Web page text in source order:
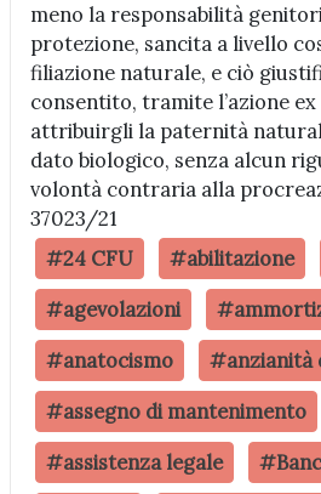
meno la responsabilità
protezione, sancita a livello
filiazione naturale, e ciò
consentito, tramite l’azione ex
attribuirgli la paternità
dato biologico, senza alcun
volontà contraria alla
37023/21
#24 CFU
#abilitazione
#agevolazioni
#anatocismo
#anzianità
#assegno di mantenimento
#assistenza legale